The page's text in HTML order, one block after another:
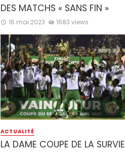
DES MATCHS « SANS FIN »
16 mai 2023 1683 views
ACTUALITÉ
LA DAME COUPE DE LA SURVIE